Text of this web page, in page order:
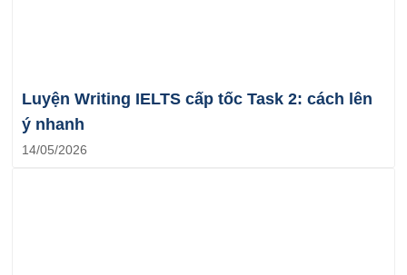
Luyện Writing IELTS cấp tốc Task 2: cách lên
ý nhanh
14/05/2026